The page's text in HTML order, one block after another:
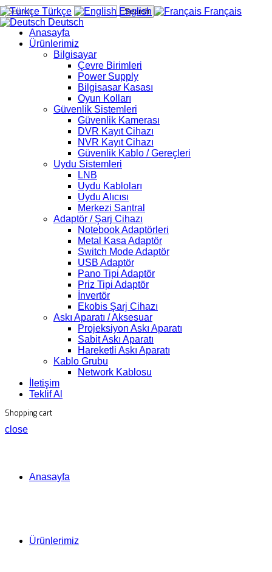
Search
Anasayfa
Ürünlerimiz
Bilgisayar
Çevre Birimleri
Power Supply
Bilgisasar Kasası
Oyun Kolları
Güvenlik Sistemleri
Güvenlik Kamerası
DVR Kayıt Cihazı
NVR Kayıt Cihazı
Güvenlik Kablo / Gereçleri
Uydu Sistemleri
LNB
Uydu Kabloları
Uydu Alıcısı
Merkezi Santral
Adaptör / Şarj Cihazı
Notebook Adaptörleri
Metal Kasa Adaptör
Switch Mode Adaptör
USB Adaptör
Pano Tipi Adaptör
Priz Tipi Adaptör
İnvertör
Ekobis Şarj Cihazı
Askı Aparatı / Aksesuar
Projeksiyon Askı Aparatı
Sabit Askı Aparatı
Hareketli Askı Aparatı
Kablo Grubu
Network Kablosu
İletişim
Teklif Al
Shopping cart
close
Anasayfa
Ürünlerimiz
Türkçe English
Français
Deutsch